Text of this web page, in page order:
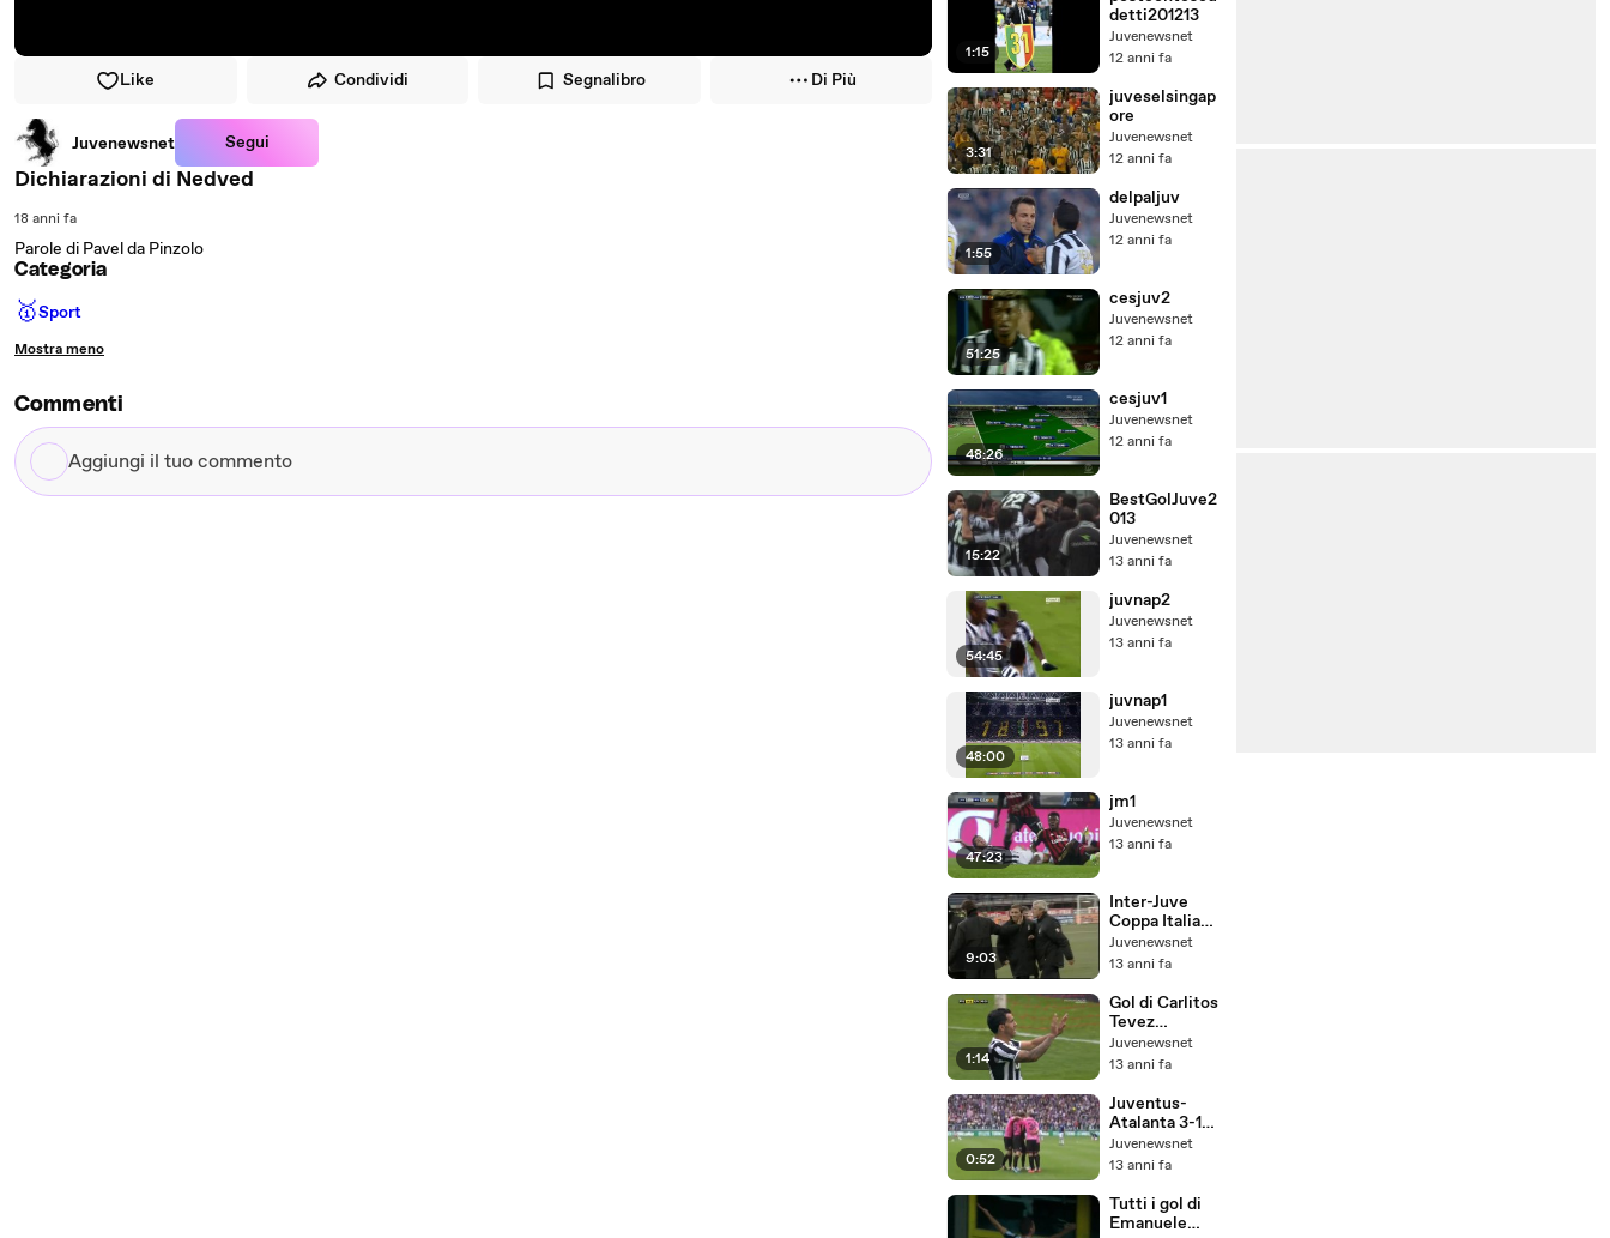
Like Condividi Segnalibro Di Più
Juvenewsnet Segui
Dichiarazioni di Nedved
18 anni fa
Parole di Pavel da Pinzolo
Categoria
🥇Sport
Mostra meno
Commenti
Aggiungi
il
1:15
detti201213
Juvenewsnet
12 anni fa
3:31
juveselsingap
ore
Juvenewsnet
12 anni fa
1:55
delpaljuv
Juvenewsnet
12 anni fa
51:25
cesjuv2
Juvenewsnet
12 anni fa
48:26
cesjuv1
Juvenewsnet
12 anni fa
15:22
BestGolJuve2
013
Juvenewsnet
13 anni fa
54:45
juvnap2
Juvenewsnet
13 anni fa
48:00
juvnap1
Juvenewsnet
13 anni fa
47:23
jm1
Juvenewsnet
13 anni fa
9:03
Inter-Juve
Coppa Italia
2004
Juvenewsnet
13 anni fa
1:14
Gol di Carlitos
Tevez
Juventus-
Rappresentati
7-0
Juvenewsnet
13 anni fa
0:52
Juventus-
Atalanta 3-1
Ultimo gol di
Del Piero in
Juvenewsnet
13 anni fa
Tutti i gol di
Emanuele